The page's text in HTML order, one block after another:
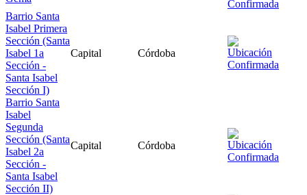
Barrio Santa
Isabel Primera
Sección (Santa
Isabel 1a
Sección -
Santa Isabel
Sección I)
Capital Córdoba
Barrio Santa
Isabel
Segunda
Sección (Santa
Isabel 2a
Sección -
Santa Isabel
Sección II)
Capital Córdoba